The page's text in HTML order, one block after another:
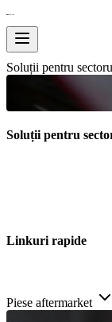
Soluții pentru
Soluții pentru
Linkuri rapide
Piese aftermarket